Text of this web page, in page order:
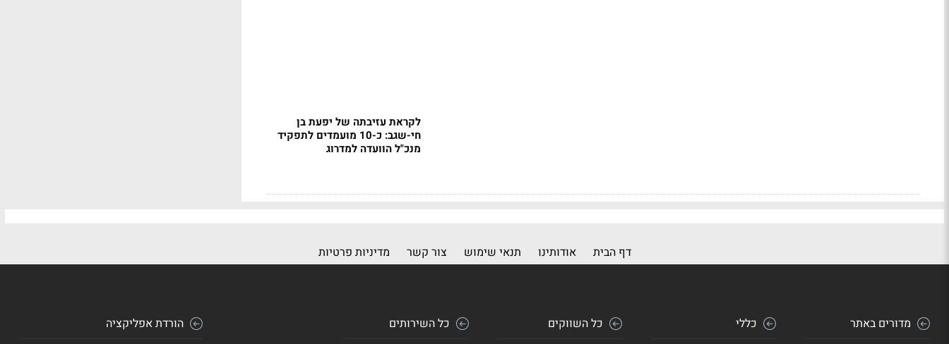
לקראת עזיבתה של יפעת בן
חי-שגב: כ-10 מועמדים לתפקיד
מנכ"ל הוועדה למדרוג
דף הבית אודותינו תנאי שימוש צור קשר מדיניות פרטיות
מדורים באתר כללי כל השווקים כל השירותים הורדת אפליקציה